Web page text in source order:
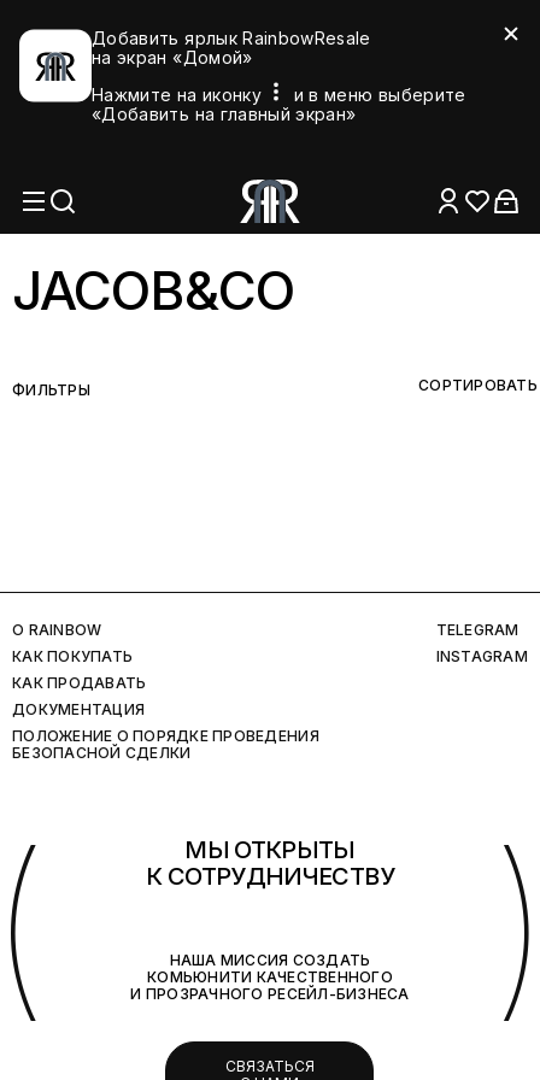
Добавить ярлык RainbowResale
на экран «Домой»
Нажмите на иконку
и в меню выберите
«Добавить на главный экран»
JACOB&CO
ФИЛЬТРЫ СОРТИРОВАТЬ
O RAINBOW
КАК ПОКУПАТЬ
КАК ПРОДАВАТЬ
ДОКУМЕНТАЦИЯ
ПОЛОЖЕНИЕ О ПОРЯДКЕ ПРОВЕДЕНИЯ
БЕЗОПАСНОЙ СДЕЛКИ
TELEGRAM
INSTAGRAM
МЫ ОТКРЫТЫ
К СОТРУДНИЧЕСТВУ
НАША МИССИЯ СОЗДАТЬ
КОМЬЮНИТИ КАЧЕСТВЕННОГО
И ПРОЗРАЧНОГО РЕСЕЙЛ-БИЗНЕСА
СВЯЗАТЬСЯ